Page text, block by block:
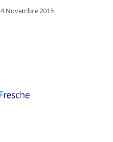
4 Novembre 2015